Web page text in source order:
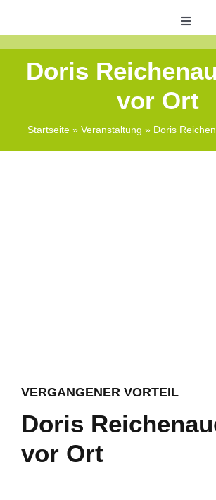
content
Toggle
ABO Bonus
Shops
Doris
vor Ort
Startseite » Veranstaltung » Doris
VERGANGENER VORTEIL
Doris
vor Ort